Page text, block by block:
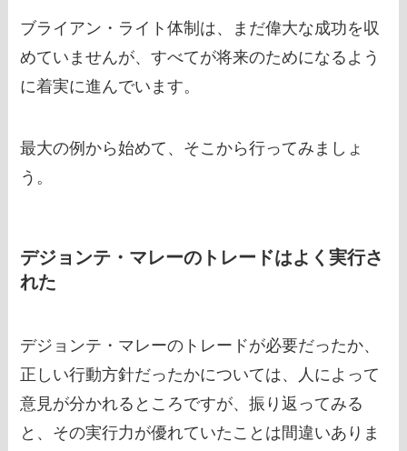
ブライアン・ライト体制は、まだ偉大な成功を収
めていませんが、すべてが将来のためになるよう
に着実に進んでいます。
最大の例から始めて、そこから行ってみましょ
う。
デジョンテ・マレーのトレードはよく実行さ
れた
デジョンテ・マレーのトレードが必要だったか、
正しい行動方針だったかについては、人によって
意見が分かれるところですが、振り返ってみる
と、その実行力が優れていたことは間違いありま